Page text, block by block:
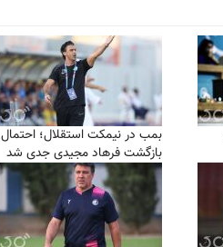
بمب در نیمکت استقلال؛ احتمال
بازگشت فرهاد مجیدی جدی شد